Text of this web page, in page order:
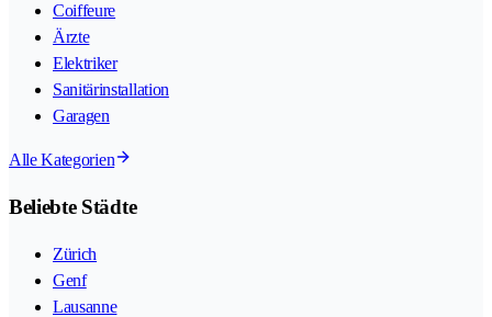
Coiffeure
Ärzte
Elektriker
Sanitärinstallation
Garagen
Alle Kategorien
Beliebte Städte
Zürich
Genf
Lausanne